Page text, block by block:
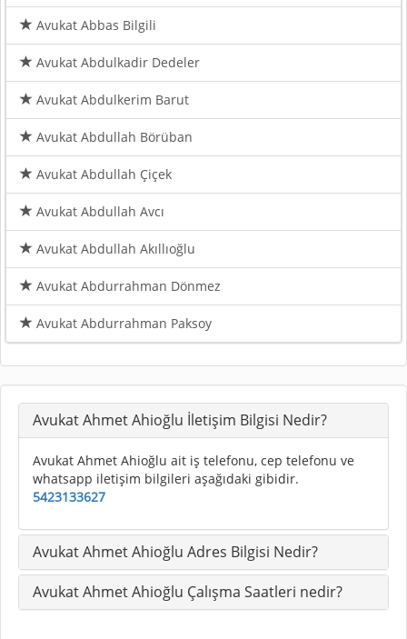
Avukat Abbas Bilgili
Avukat Abdulkadir Dedeler
Avukat Abdulkerim Barut
Avukat Abdullah Börüban
Avukat Abdullah Çiçek
Avukat Abdullah Avcı
Avukat Abdullah Akıllıoğlu
Avukat Abdurrahman Dönmez
Avukat Abdurrahman Paksoy
Avukat Ahmet Ahioğlu İletişim Bilgisi Nedir?
Avukat Ahmet Ahioğlu ait iş telefonu, cep telefonu ve
whatsapp iletişim bilgileri aşağıdaki gibidir.
5423133627
Avukat Ahmet Ahioğlu Adres Bilgisi Nedir?
Avukat Ahmet Ahioğlu Çalışma Saatleri nedir?